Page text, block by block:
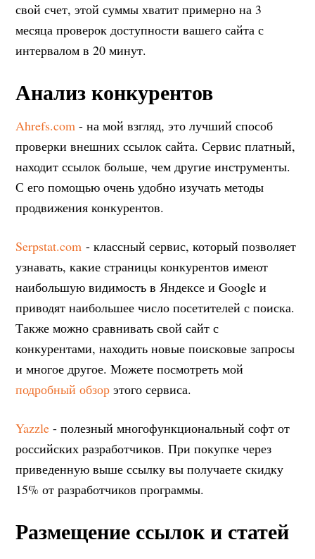
свой счет, этой суммы хватит примерно на 3
месяца проверок доступности вашего сайта с
интервалом в 20 минут.
Анализ конкурентов
Ahrefs.com - на мой взгляд, это лучший способ
проверки внешних ссылок сайта. Сервис платный,
находит ссылок больше, чем другие инструменты.
С его помощью очень удобно изучать методы
продвижения конкурентов.
Serpstat.com - классный сервис, который позволяет
узнавать, какие страницы конкурентов имеют
наибольшую видимость в Яндексе и Google и
приводят наибольшее число посетителей с поиска.
Также можно сравнивать свой сайт с
конкурентами, находить новые поисковые запросы
и многое другое. Можете посмотреть мой
подробный обзор этого сервиса.
Yazzle - полезный многофункциональный софт от
российских разработчиков. При покупке через
приведенную выше ссылку вы получаете скидку
15% от разработчиков программы.
Размещение ссылок и статей